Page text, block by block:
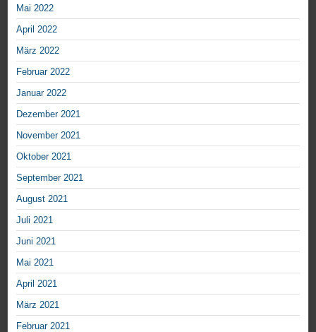
Mai 2022
April 2022
März 2022
Februar 2022
Januar 2022
Dezember 2021
November 2021
Oktober 2021
September 2021
August 2021
Juli 2021
Juni 2021
Mai 2021
April 2021
März 2021
Februar 2021